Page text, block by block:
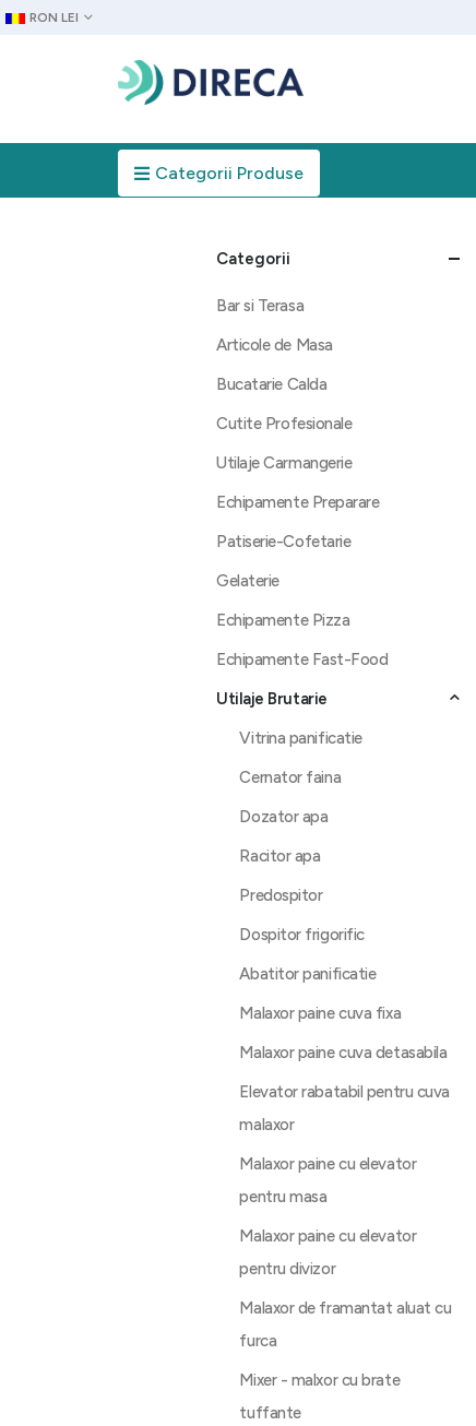
RON LEI
Categorii Produse
Categorii
Bar si Terasa
Articole de Masa
Bucatarie Calda
Cutite Profesionale
Utilaje Carmangerie
Echipamente Preparare
Patiserie-Cofetarie
Gelaterie
Echipamente Pizza
Echipamente Fast-Food
Utilaje Brutarie
Vitrina panificatie
Cernator faina
Dozator apa
Racitor apa
Predospitor
Dospitor frigorific
Abatitor panificatie
Malaxor paine cuva fixa
Malaxor paine cuva detasabila
Elevator rabatabil pentru cuva
malaxor
Malaxor paine cu elevator
pentru masa
Malaxor paine cu elevator
pentru divizor
Malaxor de framantat aluat cu
furca
Mixer - malxor cu brate
tuffante